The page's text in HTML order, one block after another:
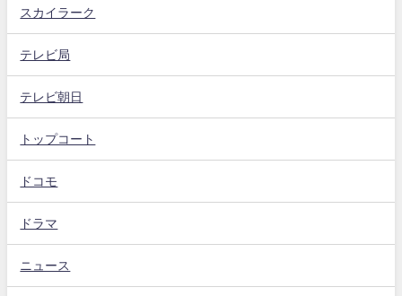
スカイラーク
テレビ局
テレビ朝日
トップコート
ドコモ
ドラマ
ニュース